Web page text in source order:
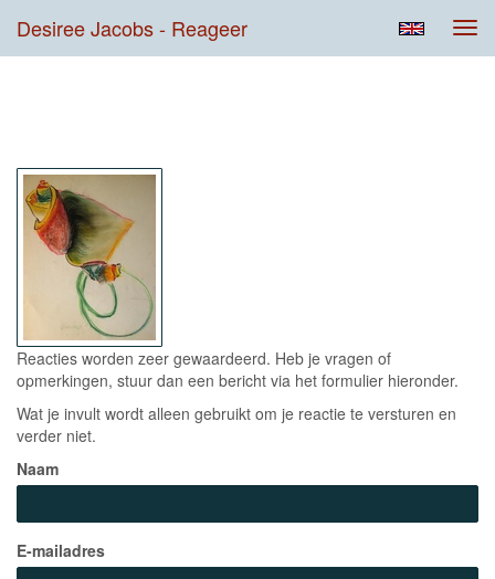
Desiree Jacobs - Reageer
Reacties worden zeer gewaardeerd. Heb je vragen of
opmerkingen, stuur dan een bericht via het formulier hieronder.
Wat je invult wordt alleen gebruikt om je reactie te versturen en
verder niet.
Naam
E-mailadres